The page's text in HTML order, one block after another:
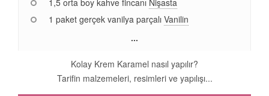
1,5 orta boy kahve fincanı Nişasta
1 paket gerçek vanilya parçalı Vanilin
...
Kolay Krem Karamel nasıl yapılır?
Tarifin malzemeleri, resimleri ve yapılışı...